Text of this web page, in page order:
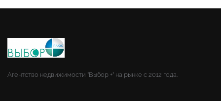
Агентство недвижимости "Выбор +" на рынке с 2012 года.